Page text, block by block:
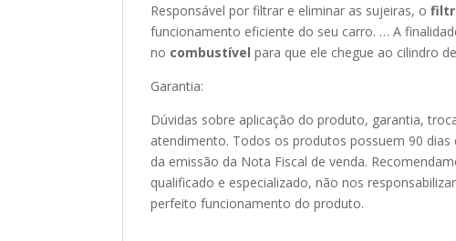
Responsável por filtrar e eliminar as sujeiras, o
funcionamento eficiente do seu carro. … A
no combustível para que ele chegue ao cilindro
Garantia:
Dúvidas sobre aplicação do produto, garantia,
atendimento. Todos os produtos possuem 90
da emissão da Nota Fiscal de venda.
qualificado e especializado, não nos
perfeito funcionamento do produto.